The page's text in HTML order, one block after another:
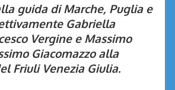
guida di Marche, Puglia e
Gabriella
Vergine e Massimo
Giacomazzo alla
Friuli Venezia Giulia.